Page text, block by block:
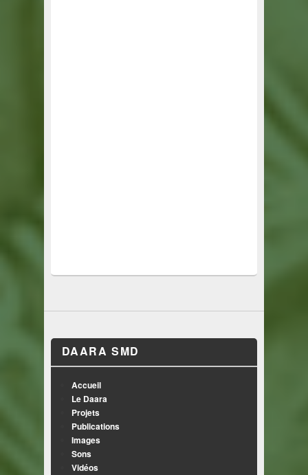
DAARA SMD
Accueil
Le Daara
Projets
Publications
Images
Sons
Vidéos